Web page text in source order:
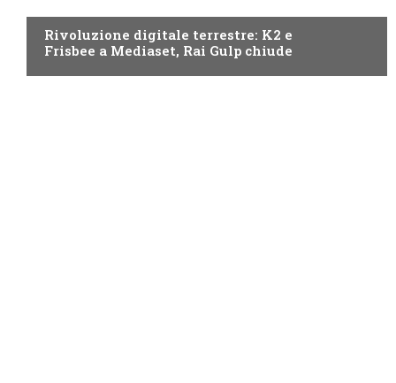
Rivoluzione digitale terrestre: K2 e
Frisbee a Mediaset, Rai Gulp chiude